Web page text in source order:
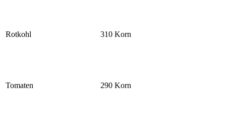
Rotkohl 310 Korn
Tomaten 290 Korn